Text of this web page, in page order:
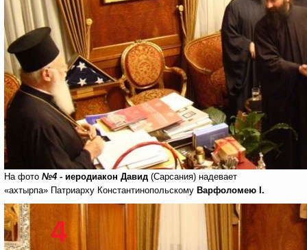
На фото №4 - иеродиакон Давид (Сарсания) надевает
«ахтырпа» Патриарху Константинопольскому Варфоломею .